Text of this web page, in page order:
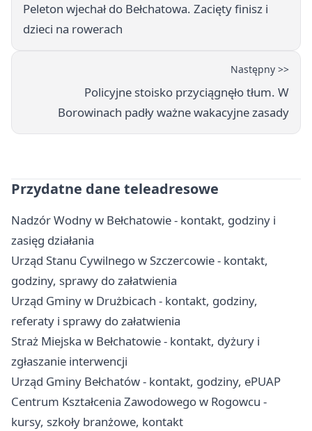
Peleton wjechał do Bełchatowa. Zacięty finisz i
dzieci na rowerach
Następny >>
Policyjne stoisko przyciągnęło tłum. W
Borowinach padły ważne wakacyjne zasady
Przydatne dane teleadresowe
Nadzór Wodny w Bełchatowie - kontakt, godziny i
zasięg działania
Urząd Stanu Cywilnego w Szczercowie - kontakt,
godziny, sprawy do załatwienia
Urząd Gminy w Drużbicach - kontakt, godziny,
referaty i sprawy do załatwienia
Straż Miejska w Bełchatowie - kontakt, dyżury i
zgłaszanie interwencji
Urząd Gminy Bełchatów - kontakt, godziny, ePUAP
Centrum Kształcenia Zawodowego w Rogowcu -
kursy, szkoły branżowe, kontakt